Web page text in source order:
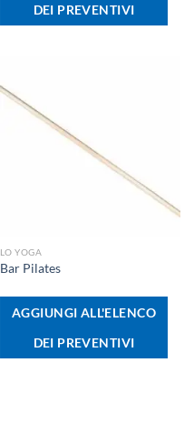
DEI PREVENTIVI
LO YOGA
Bar Pilates
AGGIUNGI ALL'ELENCO
DEI PREVENTIVI